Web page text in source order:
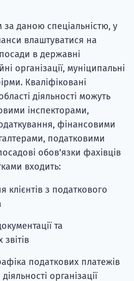
даною спеціальністю, у
влаштуватися на
в державні
організації, муніципальні
Кваліфіковані
діяльності можуть
інспекторами,
фінансовими
податковими
обов'язки фахівців
входить:
клієнтів з податкового
та
податкових платежів
організації